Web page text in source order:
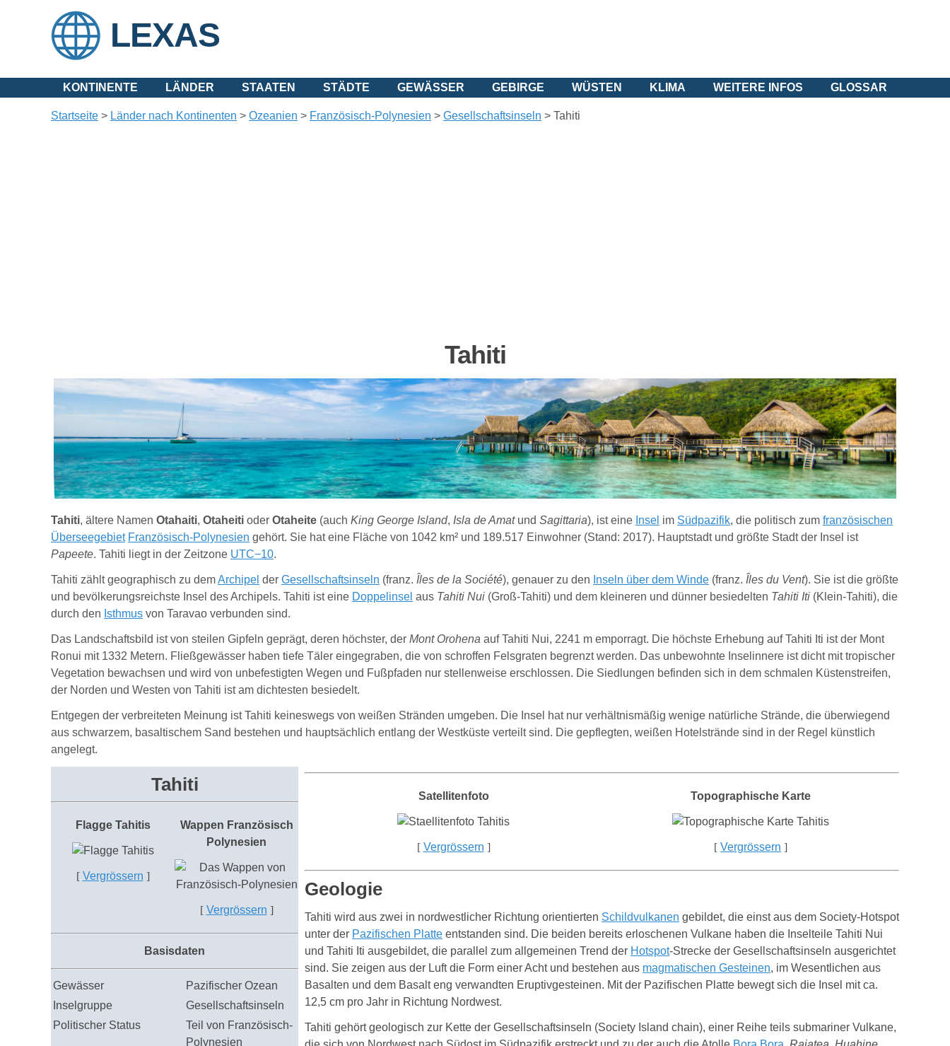
LEXAS
KONTINENTE LÄNDER STAATEN STÄDTE GEWÄSSER GEBIRGE WÜSTEN KLIMA WEITERE INFOS GLOSSAR
Startseite > Länder nach Kontinenten > Ozeanien > Französisch-Polynesien > Gesellschaftsinseln > Tahiti
Tahiti
Tahiti, ältere Namen Otahaiti, Otaheiti oder Otaheite (auch King George Island, Isla de Amatund Sagittaria), ist eine Insel im Südpazifik, die politisch zum französischen
Überseegebiet Französisch-Polynesien gehört. Sie hat eine Fläche von 1042 km² und 189.517 Einwohner (Stand: 2017). Hauptstadt und größte Stadt der Insel ist
Papeete. Tahiti liegt in der Zeitzone UTC−10.
Tahiti zählt geographisch zu demArchipel der Gesellschaftsinseln (franz. Îles de la Société), genauer zu den Inseln über dem Winde (franz. Îles du Vent). Sie ist die größte
und bevölkerungsreichste Insel des Archipels. Tahiti ist eine Doppelinsel aus Tahiti Nui (Groß-Tahiti) und dem kleineren und dünner besiedelten Tahiti Iti (Klein-Tahiti), die
durch den Isthmus von Taravao verbunden sind.
Das Landschaftsbild ist von steilen Gipfeln geprägt, deren höchster, der Mont Orohena auf Tahiti Nui, 2241 m emporragt. Die höchste Erhebung auf Tahiti Iti ist der Mont
Ronui mit 1332 Metern. Fließgewässer haben tiefe Täler eingegraben, die von schroffen Felsgraten begrenzt werden. Das unbewohnte Inselinnere ist dicht mit tropischer
Vegetation bewachsen und wird von unbefestigten Wegen und Fußpfaden nur stellenweise erschlossen. Die Siedlungen befinden sich in dem schmalen Küstenstreifen,
der Norden und Westen von Tahiti ist am dichtesten besiedelt.
Entgegen der verbreiteten Meinung ist Tahiti keineswegs von weißen Stränden umgeben. Die Insel hat nur verhältnismäßig wenige natürliche Strände, die überwiegend
aus schwarzem, basaltischem Sand bestehen und hauptsächlich entlang der Westküste verteilt sind. Die gepflegten, weißen Hotelstrände sind in der Regel künstlich
angelegt.
Tahiti
Flagge Tahitis
[ Vergrössern ]
Wappen Französisch
Polynesien
[ Vergrössern ]
Basisdaten
Gewässer
Pazifischer Ozean
Inselgruppe
Gesellschaftsinseln
Politischer Status
Teil von Französisch-
Polynesien
Satellitenfoto
[ Vergrössern ]
Topographische Karte
[ Vergrössern ]
Geologie
Tahiti wird aus zwei in nordwestlicher Richtung orientierten Schildvulkanen gebildet, die einst aus dem Society-Hotspot
unter der Pazifischen Platte entstanden sind. Die beiden bereits erloschenen Vulkane haben die Inselteile Tahiti Nui
und Tahiti Iti ausgebildet, die parallel zum allgemeinen Trend der Hotspot-Strecke der Gesellschaftsinseln ausgerichtet
sind. Sie zeigen aus der Luft die Form einer Acht und bestehen aus magmatischen Gesteinen, im Wesentlichen aus
Basalten und dem Basalt eng verwandten Eruptivgesteinen. Mit der Pazifischen Platte bewegt sich die Insel mit ca.
12,5 cm pro Jahr in Richtung Nordwest.
Tahiti gehört geologisch zur Kette der Gesellschaftsinseln (Society Island chain), einer Reihe teils submariner Vulkane,